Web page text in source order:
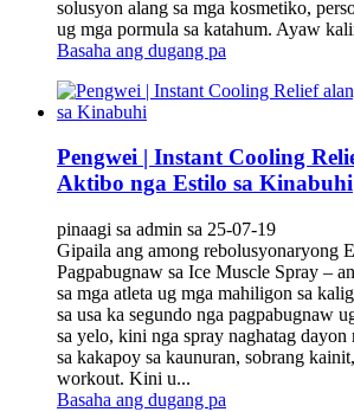
solusyon alang sa mga kosmetiko,
ug mga pormula sa katahum. Ayaw
Basaha ang dugang pa
Pengwei | ‌Instant Cooling
Aktibo nga Estilo sa Kinabuhi
pinaagi sa admin sa 25-07-19
Gipaila ang among rebolusyonaryong
Pagpabugnaw sa Ice Muscle Spray‌ –
sa mga atleta ug mga mahiligon sa
sa usa ka segundo nga pagpabugnaw
sa yelo, kini nga spray naghatag dayon
sa kakapoy sa kaunuran, sobrang
workout. Kini u...
Basaha ang dugang pa